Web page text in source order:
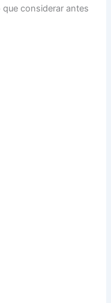
considerar antes